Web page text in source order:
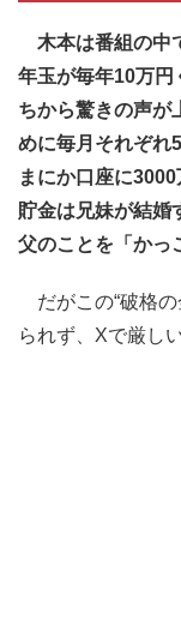
木本は番組の中
年玉が毎年10万円
ちから驚きの声が
めに毎月それぞれ
まにか口座に
貯金は兄妹が結婚
父のことを「かっ
だがこの“破格の
られず、Xで厳し